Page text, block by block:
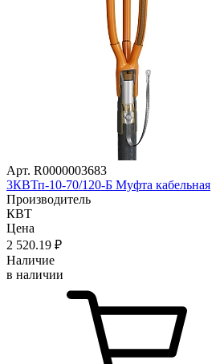
Арт. R0000003683
3КВТп-10-70/120-Б Муфта кабельная
Производитель
КВТ
Цена
2 520.19 ₽
Наличие
в наличии